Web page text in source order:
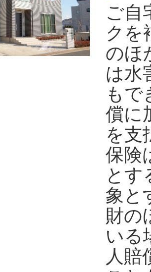
ご自
クを
のほ
は水
もで
償に
を支
保険
とす
象と
財の
いる
人賠